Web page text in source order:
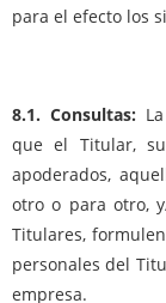
para el efecto los
8.1. Consultas:
que el Titular,
apoderados,
otro o para otro,
Titulares,
personales del
empresa.